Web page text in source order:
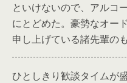
といけないので、アルコ
にとどめた。豪勢なオー
申し上げている諸先輩の
ひとしきり歓談タイムが